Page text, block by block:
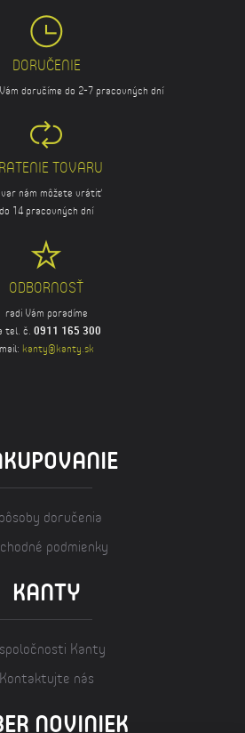
DORUČENIE
doručíme do 2-7 pracovných dní
TOVARU
nám môžete vrátiť
do 14 pracovných dní
ODBORNOSŤ
radi Vám poradíme
tel. č. 0911 165 300
mail: kanty@kanty.sk
doručenia
podmienky
KANTY
Kanty
Kontaktujte nás
NOVINIEK